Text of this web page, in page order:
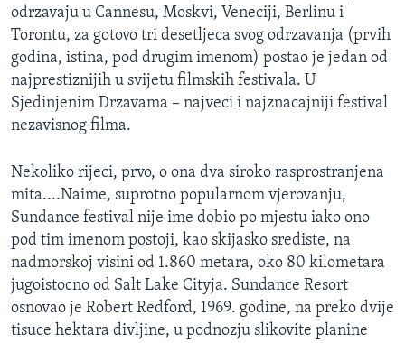
SLOBODA MEDIJA
ŽENSKA STRANA
IZBJEGLIČKA STRANA
MAGAZIN
Learning English
PRATITE NAS
Jezici
odrzavaju u Cannesu, Moskvi, Veneciji, Berlinu i
Torontu, za gotovo tri desetljeca svog odrzavanja (prvih
godina, istina, pod drugim imenom) postao je jedan od
najprestiznijih u svijetu filmskih festivala. U
Sjedinjenim Drzavama – najveci i najznacajniji festival
nezavisnog filma.
Nekoliko rijeci, prvo, o ona dva siroko rasprostranjena
mita....Naime, suprotno popularnom vjerovanju,
Sundance festival nije ime dobio po mjestu iako ono
pod tim imenom postoji, kao skijasko srediste, na
nadmorskoj visini od 1.860 metara, oko 80 kilometara
jugoistocno od Salt Lake Cityja. Sundance Resort
osnovao je Robert Redford, 1969. godine, na preko dvije
tisuce hektara divljine, u podnozju slikovite planine